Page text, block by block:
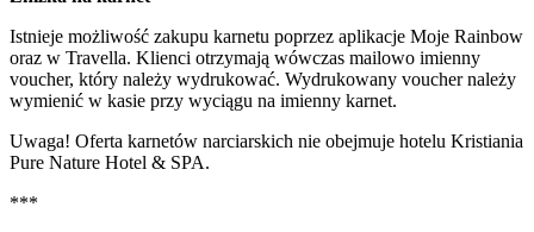
Istnieje możliwość zakupu karnetu poprzez aplikacje Moje Rainbow
oraz w Travella. Klienci otrzymają wówczas mailowo imienny
voucher, który należy wydrukować. Wydrukowany voucher należy
wymienić w kasie przy wyciągu na imienny karnet.
Uwaga! Oferta karnetów narciarskich nie obejmuje hotelu Kristiania
Pure Nature Hotel & SPA.
***